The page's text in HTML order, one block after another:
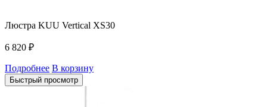
Люстра KUU Vertical XS30
6 820 ₽
Подробнее В корзину
Быстрый просмотр